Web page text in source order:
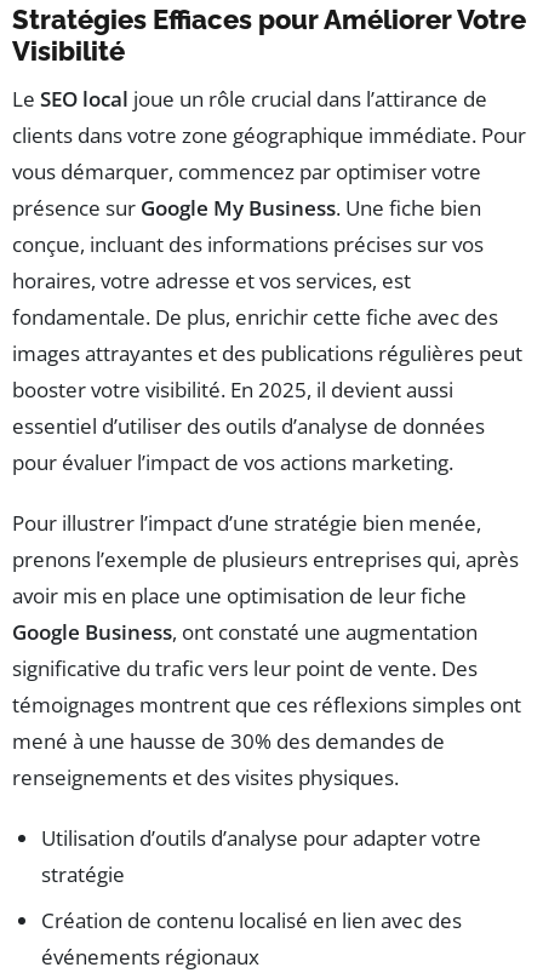
Stratégies Effiaces pour Améliorer Votre
Visibilité
Le SEO local joue un rôle crucial dans l’attirance de
clients dans votre zone géographique immédiate. Pour
vous démarquer, commencez par optimiser votre
présence sur Google My Business. Une fiche bien
conçue, incluant des informations précises sur vos
horaires, votre adresse et vos services, est
fondamentale. De plus, enrichir cette fiche avec des
images attrayantes et des publications régulières peut
booster votre visibilité. En 2025, il devient aussi
essentiel d’utiliser des outils d’analyse de données
pour évaluer l’impact de vos actions marketing.
Pour illustrer l’impact d’une stratégie bien menée,
prenons l’exemple de plusieurs entreprises qui, après
avoir mis en place une optimisation de leur fiche
Google Business, ont constaté une augmentation
significative du trafic vers leur point de vente. Des
témoignages montrent que ces réflexions simples ont
mené à une hausse de 30% des demandes de
renseignements et des visites physiques.
Utilisation d’outils d’analyse pour adapter votre
stratégie
Création de contenu localisé en lien avec des
événements régionaux